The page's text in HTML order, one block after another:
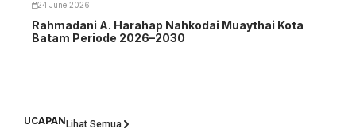
24 June 2026
Rahmadani A. Harahap Nahkodai Muaythai Kota
Batam Periode 2026–2030
UCAPANLihat Semua